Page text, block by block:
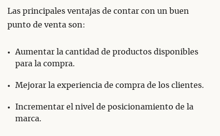
Las principales ventajas de contar con un buen
punto de venta son:
Aumentar la cantidad de productos disponibles
para la compra.
Mejorar la experiencia de compra de los clientes.
Incrementar el nivel de posicionamiento de la
marca.